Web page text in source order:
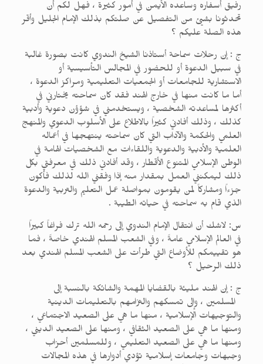
رفيق أسفاره وساعده الأيمن في أمور كثيرة ، فهل لكم أن
تحدثونا بشيئ من التفصيل عن صلتكم بذلك الإمام الجليل وأقر
هذه الصلة عليكم ؟
ج : إن رحلات سماحة أستاذنا الشيخ الندوي كانت بصورة غالبة
في سبيل الدعوة أو للحضور في المجالس التأسيسية أو
الاستشارية للجامعات أو الجمعيات التعليمية ومراكز الدعوة ،
أما ما كانت منها في خارج الهند فقد كان سماحته يختارني في
أكثرها لمساعدته الشخصية ، ويستخدمني في شؤؤن دعوية وأدبية
كذلك ، وذلك أفادني كثيراً بالاطلاع على الأسلوب الدعوي والمنهج
العلمي والحكمة والآداب التي كان سماحته ينتهجها في أعماله
العلمية والأدبية والدعوية واللقاءات مع الشخصيات الهامة في
الوطن الإسلامي المتنوع الأقطار ، وقد أفادني ذلك في معرفتي بكل
ذلك ليمكنني العمل بمقدار منه إذا وفقني الله لذلك فأكون
جزءاً ومشاركاً لمن يقومون بمواصلة عمل التعليم والتربية والدعوة
الذي قام به سماحته في حياته الطيبة .
س: لاشك أن انتقال الإمام الندوي إلى رحمه الله ترك فراغاً كبيراً
في العالم الإسلامي عامةً ، وفي الشعب المسلم الهندي خاصةً ، فما
هو تقييمكم للأوضاع التي طرأت على الشعب المسلم الهندي بعد
ذلك الرحيل ؟
ج : إن الهند مليئة بالقضايا المهمة والشائكة بالنسبة إلى
المسلمين ، وإلى تمسكهم والتزامهم بالتعليمات الدينية
والتوجيهات الإسلامية ، منها ما هي على الصعيد الاجتماعي ،
ومنها ما هي على الصعيد الثقافي ، ومنها على الصعيد الديني ،
ومنها ما هي على الصعيد التعليمي ، وللمسلمين أحزاب
وجبهات وجامعات إسلامية تؤدي أدوارها في هذه المجالات